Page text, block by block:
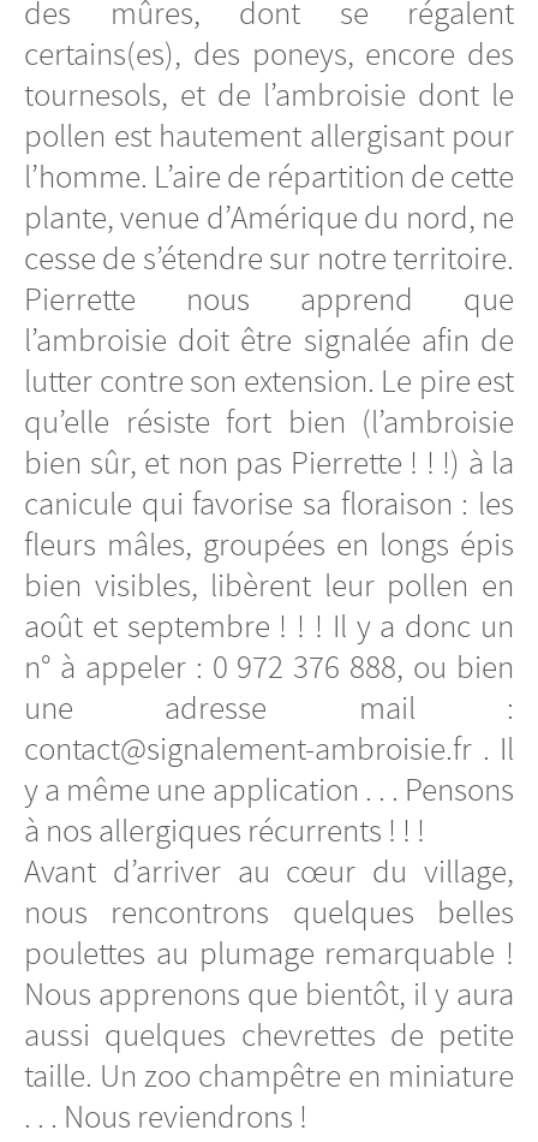
des mûres, dont se régalent
certains(es), des poneys, encore des
tournesols, et de l’ambroisie dont le
pollen est hautement allergisant pour
l’homme. L’aire de répartition de cette
plante, venue d’Amérique du nord, ne
cesse de s’étendre sur notre territoire.
Pierrette nous apprend que
l’ambroisie doit être signalée afin de
lutter contre son extension. Le pire est
qu’elle résiste fort bien (l’ambroisie
bien sûr, et non pas Pierrette ! ! !) à la
canicule qui favorise sa floraison : les
fleurs mâles, groupées en longs épis
bien visibles, libèrent leur pollen en
août et septembre ! ! ! Il y a donc un
n° à appeler : 0 972 376 888, ou bien
une adresse mail :
contact@signalement-ambroisie.fr . Il
y a même une application . . . Pensons
à nos allergiques récurrents ! ! !
Avant d’arriver au cœur du village,
nous rencontrons quelques belles
poulettes au plumage remarquable !
Nous apprenons que bientôt, il y aura
aussi quelques chevrettes de petite
taille. Un zoo champêtre en miniature
. . . Nous reviendrons !